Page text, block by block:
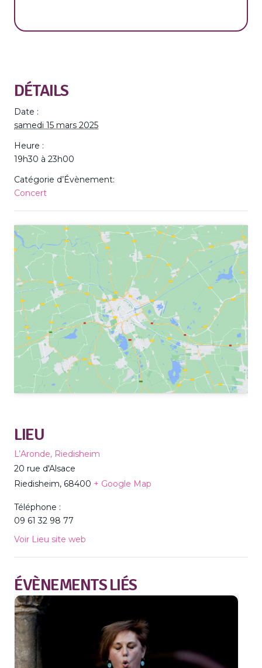
DÉTAILS
Date :
samedi 15 mars 2025
Heure :
19h30 à 23h00
Catégorie d’Évènement:
Concert
LIEU
L’Aronde, Riedisheim
20 rue d'Alsace
Riedisheim, 68400 + Google Map
Téléphone :
09 61 32 98 77
Voir Lieu site web
ÉVÈNEMENTS LIÉS